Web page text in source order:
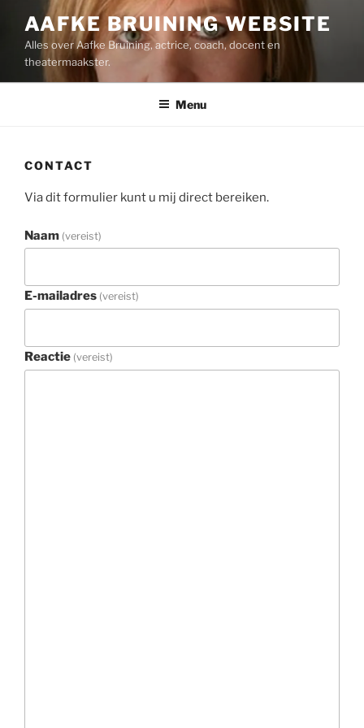
inhoud
AAFKE BRUINING WEBSITE
Alles over Aafke Bruining, actrice, coach, docent en
theatermaakster.
Menu
CONTACT
Via dit formulier kunt u mij direct bereiken.
Naam (vereist)
E-mailadres (vereist)
Reactie (vereist)